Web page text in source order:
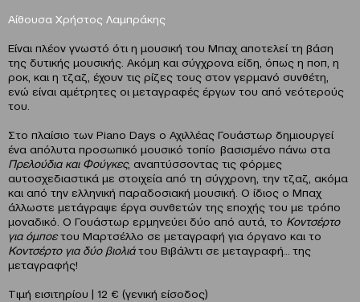
Αίθουσα Χρήστος Λαμπράκης
Είναι πλέον γνωστό ότι η μουσική του Μπαχ αποτελεί τη βάση
της δυτικής μουσικής. Ακόμη και σύγχρονα είδη, όπως η ποπ, η
ροκ, και η τζαζ, έχουν τις ρίζες τους στον γερμανό συνθέτη,
ενώ είναι αμέτρητες οι μεταγραφές έργων του από νεότερούς
του.
Στο πλαίσιο των Piano Days ο Αχιλλέας Γουάστωρ δημιουργεί
ένα απόλυτα προσωπικό μουσικό τοπίο βασισμένο πάνω στα
Πρελούδια και Φούγκες, αναπτύσσοντας τις φόρμες
αυτοσχεδιαστικά με στοιχεία από τη σύγχρονη, την τζαζ, ακόμα
και από την ελληνική παραδοσιακή μουσική. Ο ίδιος ο Μπαχ
άλλωστε μετάγραψε έργα συνθετών της εποχής του με τρόπο
μοναδικό. Ο Γουάστωρ ερμηνεύει δύο από αυτά, το Κοντσέρτο
για όμποετου Μαρτσέλλο σε μεταγραφή για όργανο και το
Κοντσέρτο για δύο βιολιάτου Βιβάλντι σε μεταγραφή… της
μεταγραφής!
Τιμή εισιτηρίου | 12 € (γενική είσοδος)